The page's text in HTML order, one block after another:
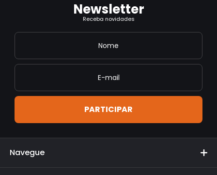
Newsletter
Receba novidades
Navegue
Apalestra